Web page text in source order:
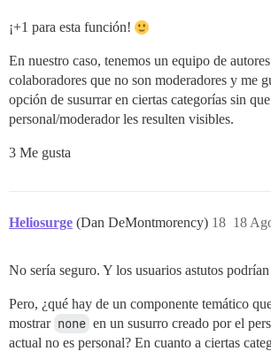
¡+1 para esta función!
En nuestro caso, tenemos un equipo de
colaboradores que no son moderadores y me
opción de susurrar en ciertas categorías sin
personal/moderador les resulten visibles.
3 Me gusta
Heliosurge (Dan DeMontmorency) 18
18
No sería seguro. Y los usuarios astutos
Pero, ¿qué hay de un componente temático
mostrar none en un susurro creado por el
actual no es personal? En cuanto a ciertas